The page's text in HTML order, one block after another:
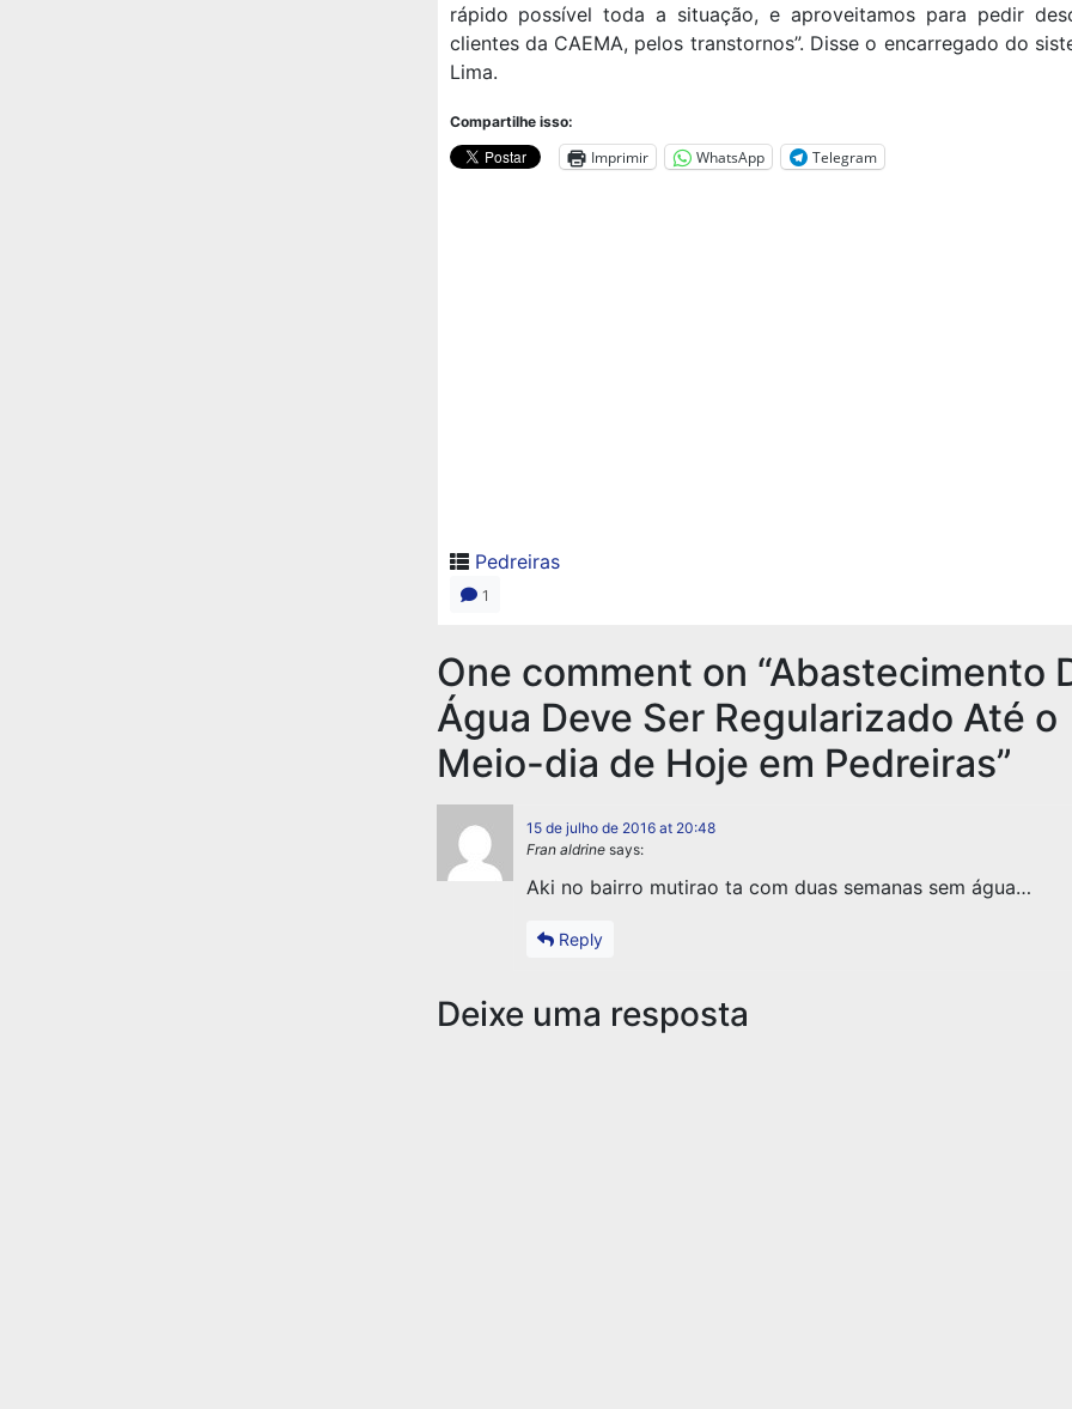
rápido possível toda a situação, e aproveitamos para pedir
clientes da CAEMA, pelos transtornos”. Disse o encarregado do
Lima.
Compartilhe isso:
Imprimir WhatsApp Telegram
Pedreiras
1
One comment on “Abastecimento
Água Deve Ser Regularizado Até o
Meio-dia de Hoje em Pedreiras”
15 de julho de 2016 at 20:48
Fran aldrine says:
Aki no bairro mutirao ta com duas semanas sem água…
Reply
Deixe uma resposta